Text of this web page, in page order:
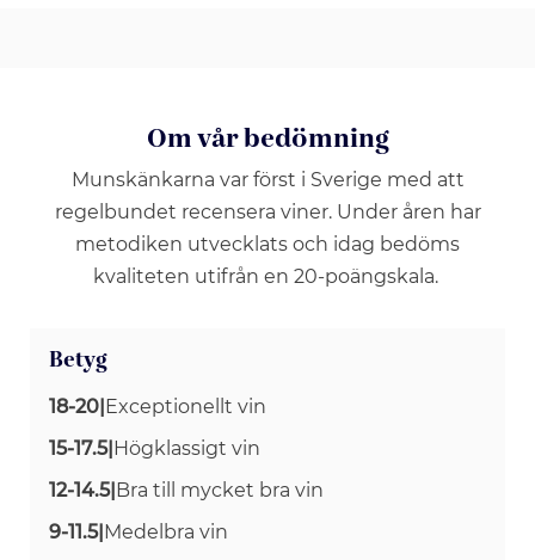
Om vår bedömning
Munskänkarna var först i Sverige med att
regelbundet recensera viner. Under åren har
metodiken utvecklats och idag bedöms
kvaliteten utifrån en 20-poängskala.
Betyg
18-20 Exceptionellt vin
15-17.5| Högklassigt vin
12-14.5| Bra till mycket bra vin
9-11.5| Medelbra vin